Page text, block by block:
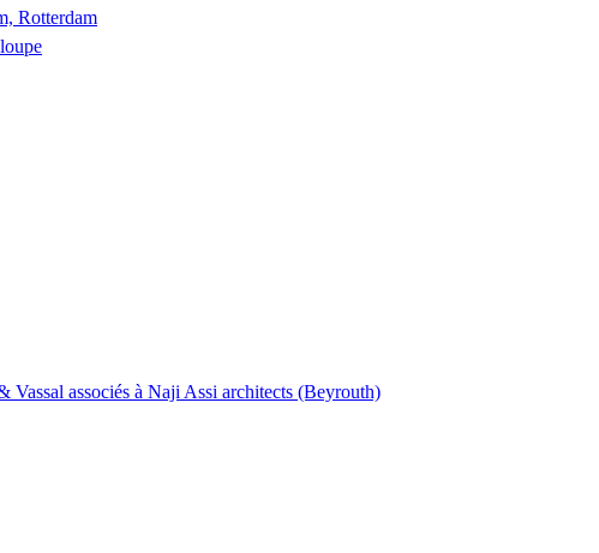
Rotterdam
associés à Naji Assi architects (Beyrouth)